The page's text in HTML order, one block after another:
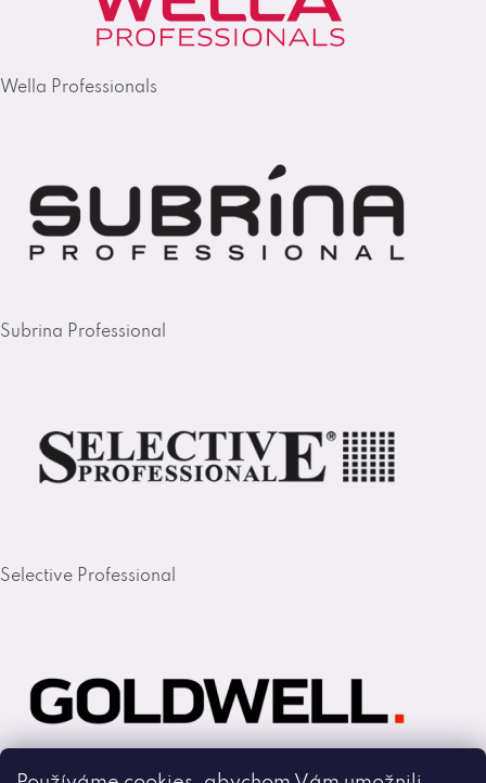
Wella Professionals
Subrina Professional
Selective Professional